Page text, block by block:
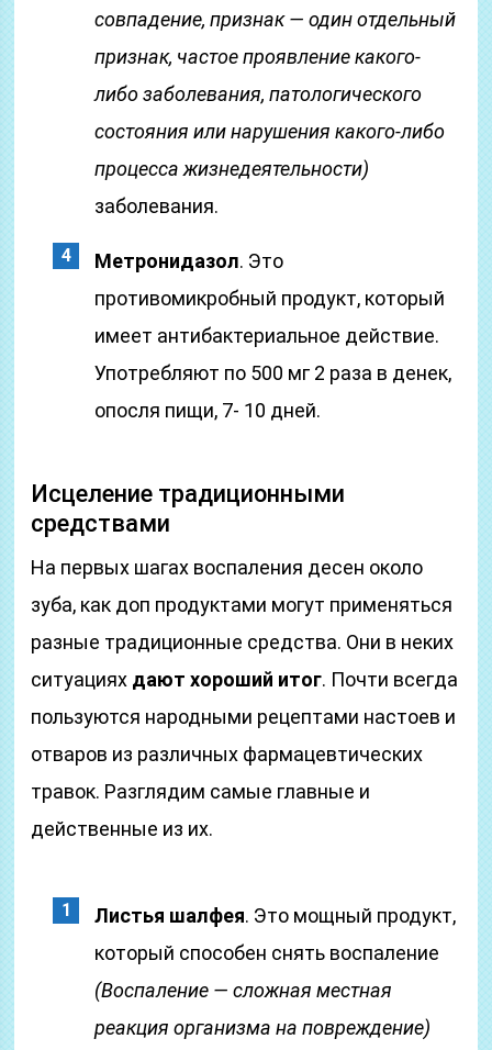
совпадение, признак — один отдельный
признак, частое проявление какого-
либо заболевания, патологического
состояния или нарушения какого-либо
процесса жизнедеятельности)
заболевания.
Метронидазол. Это
противомикробный продукт, который
имеет антибактериальное действие.
Употребляют по 500 мг 2 раза в денек,
опосля пищи, 7- 10 дней.
Исцеление традиционными
средствами
На первых шагах воспаления десен около
зуба, как доп продуктами могут применяться
разные традиционные средства. Они в неких
ситуациях дают хороший итог. Почти всегда
пользуются народными рецептами настоев и
отваров из различных фармацевтических
травок. Разглядим самые главные и
действенные из их.
Листья шалфея. Это мощный продукт,
который способен снять воспаление
(Воспаление — сложная местная
реакция организма на повреждение)